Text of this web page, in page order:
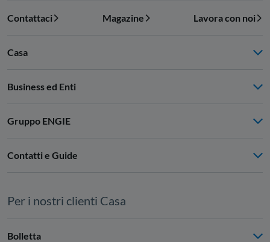
Contattaci Magazine Lavora con noi
Casa
Business ed Enti
Gruppo ENGIE
Contatti e Guide
Per i nostri clienti Casa
Bolletta